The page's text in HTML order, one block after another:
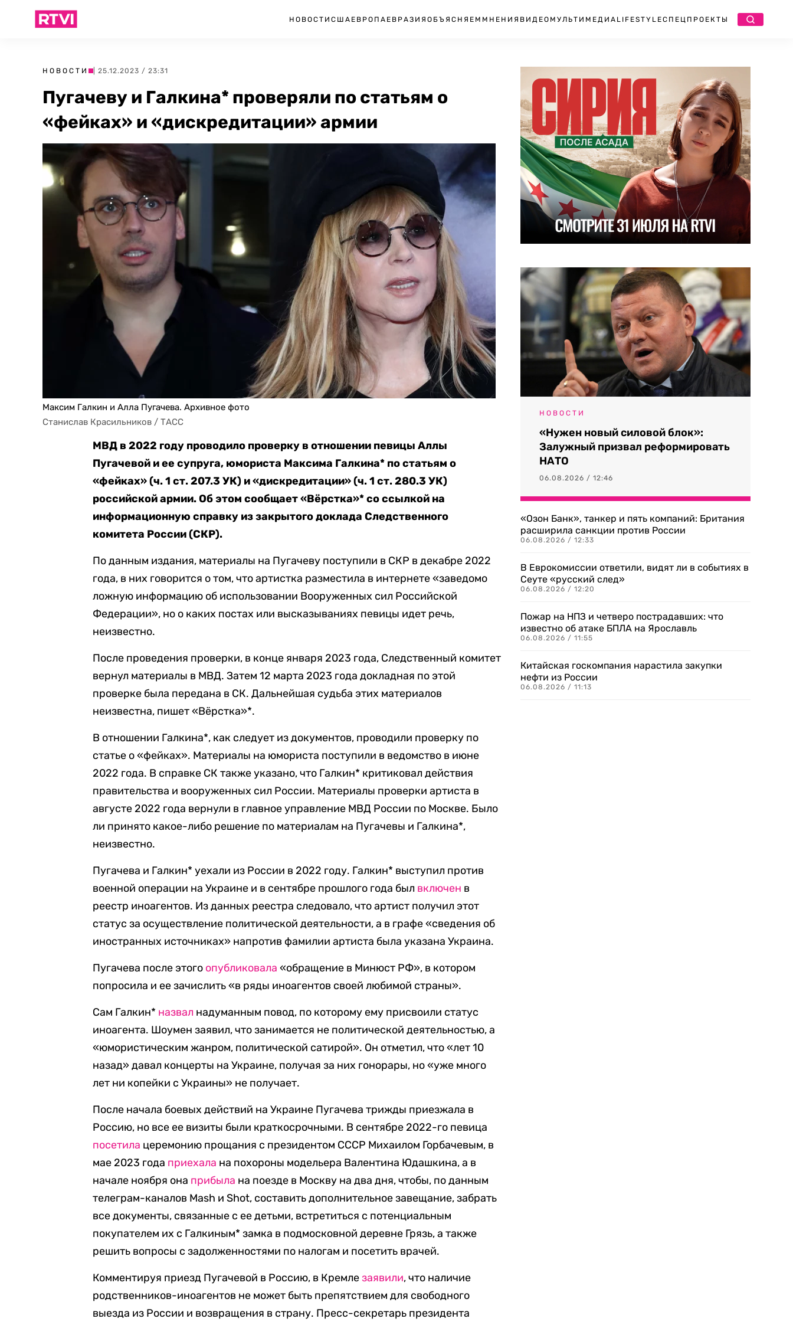
НОВОСТИ США ЕВРОПА ЕВРАЗИЯ ОБЪЯСНЯЕМ МНЕНИЯ ВИДЕО МУЛЬТИМЕДИА LIFESTYLEСПЕЦПРОЕКТЫ
НОВОСТИ | 25.12.2023 / 23:31
Пугачеву и Галкина* проверяли по статьям о
«фейках» и «дискредитации» армии
Максим Галкин и Алла Пугачева. Архивное фото
Станислав Красильников / ТАСС
МВД в 2022 году проводило проверку в отношении певицы Аллы
Пугачевой и ее супруга, юмориста Максима Галкина* по статьям о
«фейках» (ч. 1 ст. 207.3 УК) и «дискредитации» (ч. 1 ст. 280.3 УК)
российской армии. Об этом сообщает «Вёрстка»* со ссылкой на
информационную справку из закрытого доклада Следственного
комитета России (СКР).
По данным издания, материалы на Пугачеву поступили в СКР в декабре 2022
года, в них говорится о том, что артистка разместила в интернете «заведомо
ложную информацию об использовании Вооруженных сил Российской
Федерации», но о каких постах или высказываниях певицы идет речь,
неизвестно.
После проведения проверки, в конце января 2023 года, Следственный комитет
вернул материалы в МВД. Затем 12 марта 2023 года докладная по этой
проверке была передана в СК. Дальнейшая судьба этих материалов
неизвестна, пишет «Вёрстка»*.
В отношении Галкина*, как следует из документов, проводили проверку по
статье о «фейках». Материалы на юмориста поступили в ведомство в июне
2022 года. В справке СК также указано, что Галкин* критиковал действия
правительства и вооруженных сил России. Материалы проверки артиста в
августе 2022 года вернули в главное управление МВД России по Москве. Было
ли принято какое-либо решение по материалам на Пугачевы и Галкина*,
неизвестно.
Пугачева и Галкин* уехали из России в 2022 году. Галкин* выступил против
военной операции на Украине и в сентябре прошлого года был включен в
реестр иноагентов. Из данных реестра следовало, что артист получил этот
статус за осуществление политической деятельности, а в графе «сведения об
иностранных источниках» напротив фамилии артиста была указана Украина.
Пугачева после этого опубликовала «обращение в Минюст РФ», в котором
попросила и ее зачислить «в ряды иноагентов своей любимой страны».
Сам Галкин* назвал надуманным повод, по которому ему присвоили статус
иноагента. Шоумен заявил, что занимается не политической деятельностью, а
«юмористическим жанром, политической сатирой». Он отметил, что «лет 10
назад» давал концерты на Украине, получая за них гонорары, но «уже много
лет ни копейки с Украины» не получает.
После начала боевых действий на Украине Пугачева трижды приезжала в
Россию, но все ее визиты были краткосрочными. В сентябре 2022-го певица
посетила церемонию прощания с президентом СССР Михаилом Горбачевым, в
мае 2023 года приехала на похороны модельера Валентина Юдашкина, а в
начале ноября она прибыла на поезде в Москву на два дня, чтобы, по данным
телеграм-каналов Mash и Shot, составить дополнительное завещание, забрать
все документы, связанные с ее детьми, встретиться с потенциальным
покупателем их с Галкиным* замка в подмосковной деревне Грязь, а также
решить вопросы с задолженностями по налогам и посетить врачей.
Комментируя приезд Пугачевой в Россию, в Кремлезаявили, что наличие
родственников-иноагентов не может быть препятствием для свободного
выезда из России и возвращения в страну. Пресс-секретарь президента
НОВОСТИ
«Нужен новый силовой блок»:
Залужный призвал реформировать
НАТО
06.08.2026 / 12:46
«Озон Банк», танкер и пять компаний: Британия
расширила санкции против России
06.08.2026 / 12:33
В Еврокомиссии ответили, видят ли в событиях в
Сеуте «русский след»
06.08.2026 / 12:20
Пожар на НПЗ и четверо пострадавших: что
известно об атаке БПЛА на Ярославль
06.08.2026 / 11:55
Китайская госкомпания нарастила закупки
нефти из России
06.08.2026 / 11:13